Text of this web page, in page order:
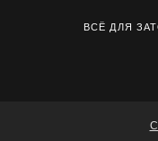
ВСЁ ДЛЯ